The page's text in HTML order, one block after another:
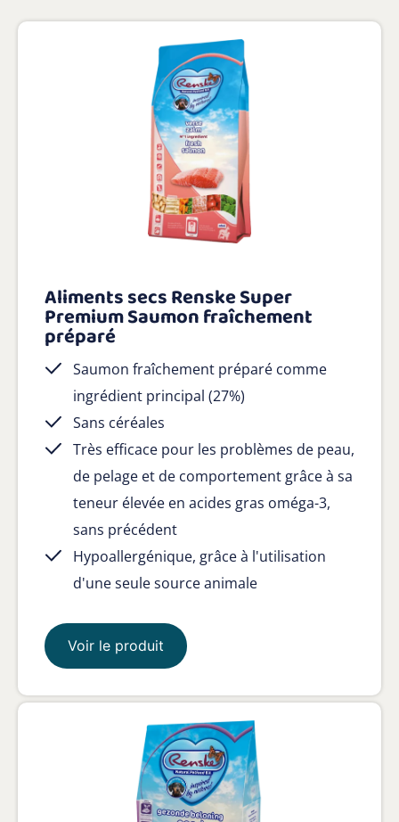
Aliments secs Renske Super
Premium Saumon fraîchement
préparé
Saumon fraîchement préparé comme
ingrédient principal (27%)
Sans céréales
Très efficace pour les problèmes de peau,
de pelage et de comportement grâce à sa
teneur élevée en acides gras oméga-3,
sans précédent
Hypoallergénique, grâce à l'utilisation
d'une seule source animale
Voir le produit